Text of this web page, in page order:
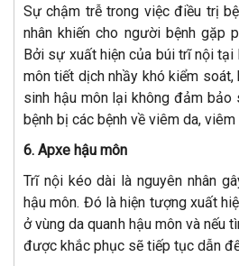
Sự chậm trễ trong việc điều trị
nhân khiến cho người bệnh gặp
Bởi sự xuất hiện của búi trĩ nội tại
môn tiết dịch nhầy khó kiểm
sinh hậu môn lại không đảm
bệnh bị các bệnh về viêm da, viêm
6. Apxe hậu môn
Trĩ nội kéo dài là nguyên nhân
hậu môn. Đó là hiện tượng xuất
ở vùng da quanh hậu môn và nếu
được khắc phục sẽ tiếp tục dẫn